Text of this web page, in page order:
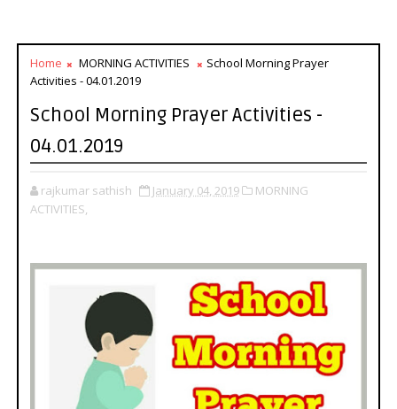
Home MORNING ACTIVITIES
School Morning Prayer
Activities - 04.01.2019
School Morning Prayer Activities -
04.01.2019
rajkumar sathish January 04, 2019
MORNING
ACTIVITIES,